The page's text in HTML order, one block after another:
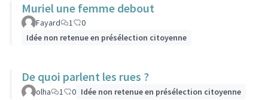
Muriel une femme debout
Fayard 1
0
Idée non retenue en présélection citoyenne
De quoi parlent les rues ?
olha 1 0 Idée non retenue en présélection citoyenne